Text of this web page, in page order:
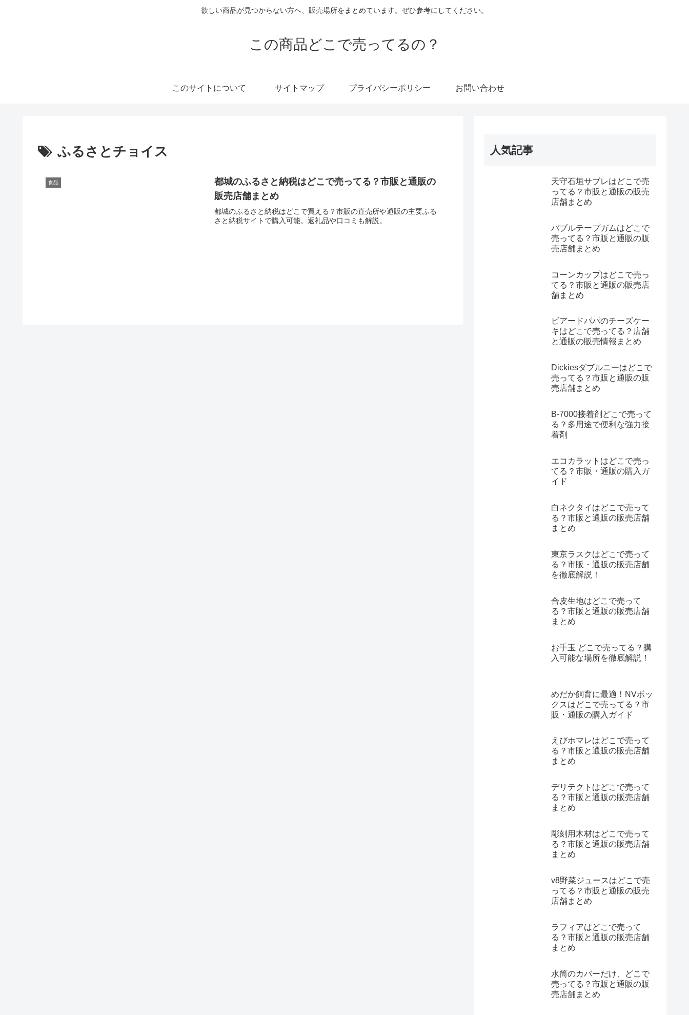
欲しい商品が見つからない方へ、販売場所をまとめています。ぜひ参考にしてください。
この商品どこで売ってるの？
このサイトについて サイトマップ プライバシーポリシー お問い合わせ
ふるさとチョイス
食品
都城のふるさと納税はどこで売ってる？市販と通販の
販売店舗まとめ
都城のふるさと納税はどこで買える？市販の直売所や通販の主要ふる
さと納税サイトで購入可能。返礼品や口コミも解説。
人気記事
天守石垣サブレはどこで売
ってる？市販と通販の販売
店舗まとめ
バブルテープガムはどこで
売ってる？市販と通販の販
売店舗まとめ
コーンカップはどこで売っ
てる？市販と通販の販売店
舗まとめ
ビアードパパのチーズケー
キはどこで売ってる？店舗
と通販の販売情報まとめ
Dickiesダブルニーはどこで
売ってる？市販と通販の販
売店舗まとめ
B-7000接着剤どこで売って
る？多用途で便利な強力接
着剤
エコカラットはどこで売っ
てる？市販・通販の購入ガ
イド
白ネクタイはどこで売って
る？市販と通販の販売店舗
まとめ
東京ラスクはどこで売って
る？市販・通販の販売店舗
を徹底解説！
合皮生地はどこで売って
る？市販と通販の販売店舗
まとめ
お手玉 どこで売ってる？購
入可能な場所を徹底解説！
めだか飼育に最適！NVボッ
クスはどこで売ってる？市
販・通販の購入ガイド
えびホマレはどこで売って
る？市販と通販の販売店舗
まとめ
デリテクトはどこで売って
る？市販と通販の販売店舗
まとめ
彫刻用木材はどこで売って
る？市販と通販の販売店舗
まとめ
v8野菜ジュースはどこで売
ってる？市販と通販の販売
店舗まとめ
ラフィアはどこで売って
る？市販と通販の販売店舗
まとめ
水筒のカバーだけ、どこで
売ってる？市販と通販の販
売店舗まとめ